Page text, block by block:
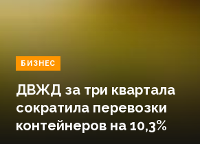
БИЗНЕС
ДВЖД за три квартала
сократила перевозки
контейнеров на 10,3%